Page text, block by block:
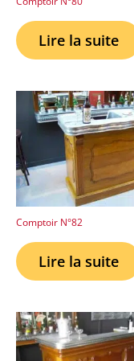
Lire la suite
Comptoir N°82
Lire la suite